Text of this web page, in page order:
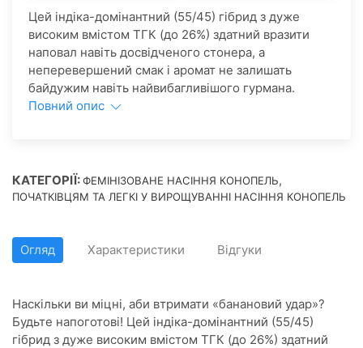
Цей індіка-домінантний (55/45) гібрид з дуже
високим вмістом ТГК (до 26%) здатний вразити
наповал навіть досвідченого стонера, а
неперевершений смак і аромат не залишать
байдужим навіть найвибагливішого гурмана.
Повний опис
КАТЕГОРІЇ:ФЕМІНІЗОВАНЕ НАСІННЯ КОНОПЕЛЬ,
ПОЧАТКІВЦЯМ ТА ЛЕГКІ У ВИРОЩУВАННІ НАСІННЯ КОНОПЕЛЬ
Огляд Характеристики Відгуки
Наскільки ви міцні, аби втримати «банановий удар»?
Будьте напоготові! Цей індіка-домінантний (55/45)
гібрид з дуже високим вмістом ТГК (до 26%) здатний